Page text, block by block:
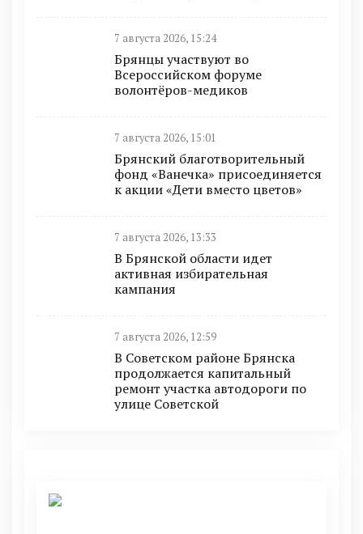
7 августа 2026, 15:24
Брянцы участвуют во
Всероссийском форуме
волонтёров-медиков
7 августа 2026, 15:01
Брянский благотворительный
фонд «Ванечка» присоединяется
к акции «Дети вместо цветов»
7 августа 2026, 13:33
В Брянской области идет
активная избирательная
кампания
7 августа 2026, 12:59
В Советском районе Брянска
продолжается капитальный
ремонт участка автодороги по
улице Советской